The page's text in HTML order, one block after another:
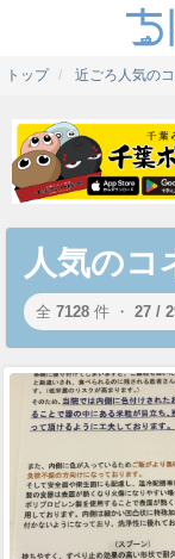
トップ 近ごろ人気の
人気のコ
全 7128 件 ・ 27 /